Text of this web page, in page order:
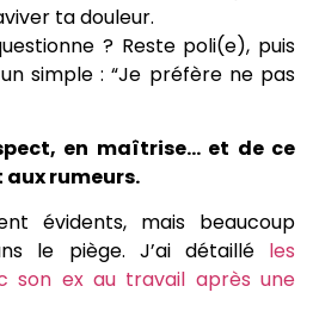
ta douleur.
? Reste poli(e), puis
simple : “Je préfère ne pas
en maîtrise… et de ce
rumeurs.
évidents, mais beaucoup
le piège. J’ai détaillé les
son ex au travail après une